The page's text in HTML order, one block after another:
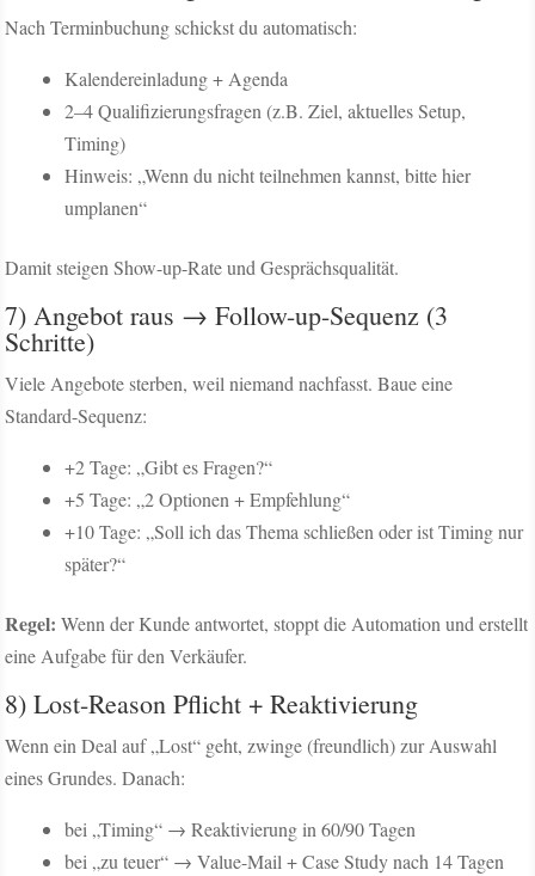
Nach Terminbuchung schickst du automatisch:
Kalendereinladung + Agenda
2–4 Qualifizierungsfragen (z.B. Ziel, aktuelles Setup,
Timing)
Hinweis: „Wenn du nicht teilnehmen kannst, bitte hier
umplanen“
Damit steigen Show-up-Rate und Gesprächsqualität.
7) Angebot raus → Follow-up-Sequenz (3
Schritte)
Viele Angebote sterben, weil niemand nachfasst. Baue eine
Standard-Sequenz:
+2 Tage: „Gibt es Fragen?“
+5 Tage: „2 Optionen + Empfehlung“
+10 Tage: „Soll ich das Thema schließen oder ist Timing nur
später?“
Regel: Wenn der Kunde antwortet, stoppt die Automation und erstellt
eine Aufgabe für den Verkäufer.
8) Lost-Reason Pflicht + Reaktivierung
Wenn ein Deal auf „Lost“ geht, zwinge (freundlich) zur Auswahl
eines Grundes. Danach:
bei „Timing“ → Reaktivierung in 60/90 Tagen
bei „zu teuer“ → Value-Mail + Case Study nach 14 Tagen